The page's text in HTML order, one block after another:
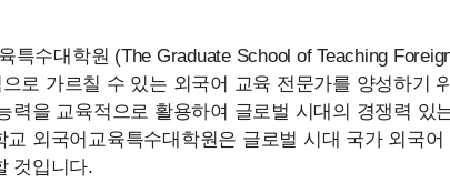
특수대학원 (The Graduate School of Teaching
로 가르칠 수 있는 외국어 교육 전문가를 양성하기
력을 교육적으로 활용하여 글로벌 시대의 경쟁력 있
외국어교육특수대학원은 글로벌 시대 국가 외국
것입니다.